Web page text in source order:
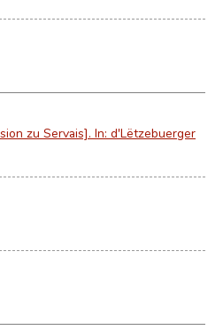
zu Servais]. In: d'Lëtzebuerger